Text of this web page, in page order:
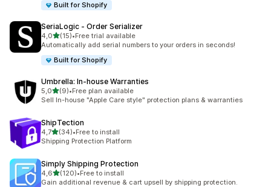
Built for Shopify
SeriaLogic ‑ Order Serializer
4,0z 5 hvězd
(15)
Celkový počet recenzí: 15
•Free trial available
Automatically add serial numbers to your orders in seconds!
Built for Shopify
Umbrella: In‑house Warranties
5,0z 5 hvězd
(9)
Celkový počet recenzí: 9
•Free plan available
Sell In-house "Apple Care style" protection plans & warranties
ShipTection
4,7z 5 hvězd
(34)
Celkový počet recenzí: 34
•Free to install
Shipping Protection Platform
Simply Shipping Protection
4,6z 5 hvězd
(120)
Celkový počet recenzí: 120
•Free to install
Gain additional revenue & cart upsell by shipping protection.